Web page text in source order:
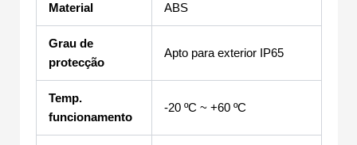
Material ABS
Grau de
protecção
Apto para exterior IP65
Temp.
funcionamento
-20 ºC ~ +60 ºC